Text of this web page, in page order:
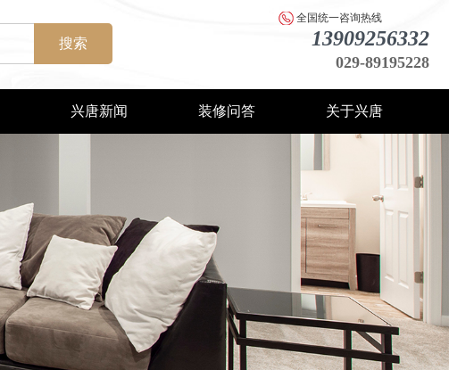
搜索
全国统一咨询热线
13909256332
029-89195228
兴唐新闻 装修问答 关于兴唐